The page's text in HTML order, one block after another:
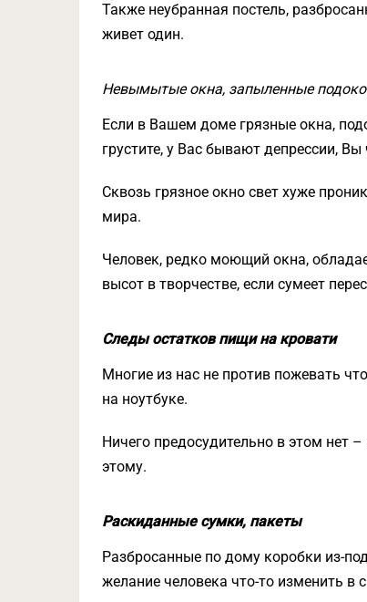
Также неубранная постель,
живет один.
Невымытые окна, запыленные
Если в Вашем доме грязные окна,
грустите, у Вас бывают депрессии, Вы
Сквозь грязное окно свет хуже
мира.
Человек, редко моющий окна,
высот в творчестве, если сумеет
Следы остатков пищи на кровати
Многие из нас не против пожевать
на ноутбуке.
Ничего предосудительно в этом нет
этому.
Раскиданные сумки, пакеты
Разбросанные по дому коробки из-
желание человека что-то изменить в